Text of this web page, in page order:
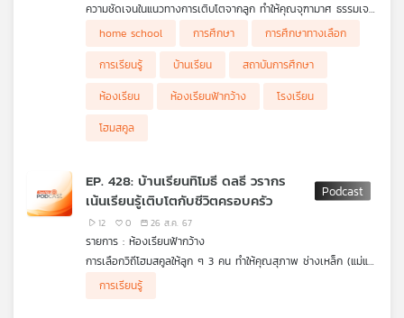
แผนที่
วิทยุ
ความชัดเจนในแนวทางการเติบโตจากลูก ทำให้คุณจุฑามาศ ธรรมเจต
เดชา (แม่หญิง) เลือกจัดการศึกษาตามแนวทางที่ลูกเลือกสรร โดย
ใช้พื้นที่สังคมของตนเองอย่างเหมาะสม และเต็มที่กับจังหวะเติบโตไป
พร้อมกับครอบครัว
home school การศึกษา
การศึกษาทางเลือก
การเรียนรู้
บ้านเรียน
สถาบันการศึกษา
ห้องเรียน
ห้องเรียนฟ้ากว้าง
โรงเรียน
โฮมสคูล
EP. 428: บ้านเรียนทิโมธี ดลธี วรากร
เน้นเรียนรู้เติบโตกับชีวิตครอบครัว
12 0 26 ส.ค. 67
รายการ : ห้องเรียนฟ้ากว้าง
การเลือกวิถีโฮมสคูลให้ลูก ๆ 3 คน ทำให้คุณสุภาพ ช่างเหล็ก (แม่แอ๋
ว) ต้องแบ่งเวลาและหน้าที่ร่วมกันทั้งครอบครัว พร้อมแบ่งปันแนวทาง
การเก็บร่องรอยการเรียนรู้ เมื่อลูกต้องการพื้นที่ส่วนตัว ผู้ปกครอง
การเรียนรู้